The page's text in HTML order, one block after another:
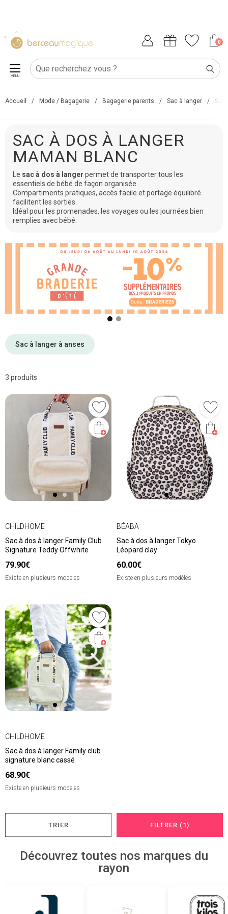
0
MENU
Accueil / Mode / Bagagerie / Bagagerie parents / Sac à langer / Sac
SAC À DOS À LANGER
MAMAN BLANC
Le sac à dos à langer permet de transporter tous les
essentiels de bébé de façon organisée.
Compartiments pratiques, accès facile et portage équilibré
facilitent les sorties.
Idéal pour les promenades, les voyages ou les journées bien
remplies avec bébé.
Sac à langer à anses
3 produits
CHILDHOME
Sac à dos à langer Family Club
Signature Teddy Offwhite
79.90€
Existe en plusieurs modèles
BÉABA
Sac à dos à langer Tokyo
Léopard clay
60.00€
Existe en plusieurs modèles
CHILDHOME
Sac à dos à langer Family club
signature blanc cassé
68.90€
Existe en plusieurs modèles
TRIER FILTRER (1)
Découvrez toutes nos marques du
rayon